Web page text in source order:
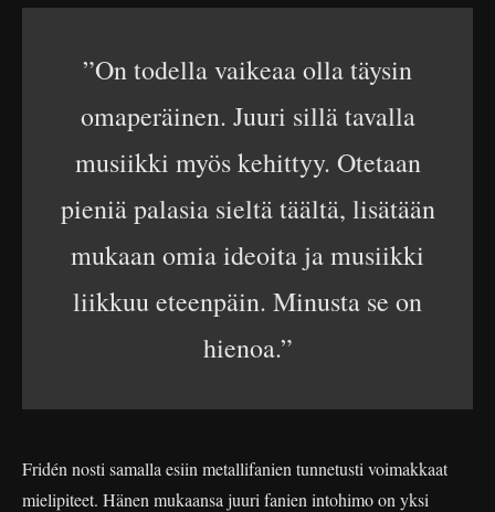
”On todella vaikeaa olla täysin
omaperäinen. Juuri sillä tavalla
musiikki myös kehittyy. Otetaan
pieniä palasia sieltä täältä, lisätään
mukaan omia ideoita ja musiikki
liikkuu eteenpäin. Minusta se on
hienoa.”
Fridén nosti samalla esiin metallifanien tunnetusti voimakkaat
mielipiteet. Hänen mukaansa juuri fanien intohimo on yksi